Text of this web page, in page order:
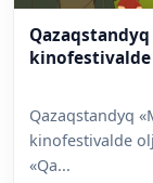
Qazaqstandyq
kinofestivalde
«Qa...